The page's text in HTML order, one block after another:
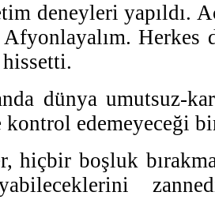
deneyleri yapıldı.
Herkes
dünya umutsuz-
edemeyeceği
hiçbir boşluk